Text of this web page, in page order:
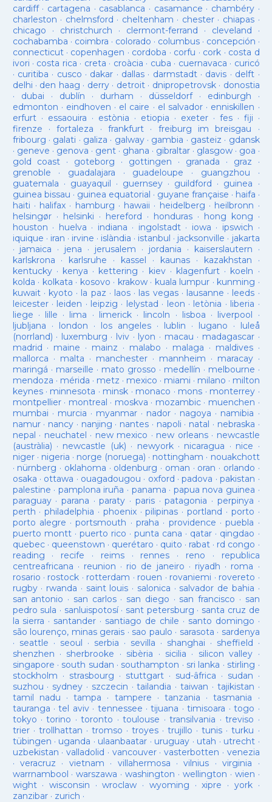
cardiff· cartagena · casablanca · casamance · chambéry·
charleston · chelmsford · cheltenham · chester· chiapas ·
chicago · christchurch · clermont-ferrand · cleveland ·
cochabamba · coimbra · colorado · columbus· concepción ·
connecticut· copenhagen · cordoba · corfu · cork · costa d
ivori · costa rica · creta · croàcia · cuba · cuernavaca · curicó
· curitiba · cusco · dakar · dallas · darmstadt· davis · delft ·
delhi · den haag · derry· detroit· dnipropetrovsk· donostia
· dubai · dublín · durham · düsseldorf· edinburgh ·
edmonton · eindhoven · el caire · el salvador · enniskillen ·
erfurt· essaouira · estònia · etiopia · exeter· fes· fiji ·
firenze ·fortaleza · frankfurt· freiburg im breisgau ·
fribourg · galati · galiza · galway· gambia · gasteiz · gdansk
· geneve · genova · gent· ghana · gibraltar· glasgow· goa ·
gold coast · goteborg · gottingen · granada · graz ·
grenoble · guadalajara · guadeloupe · guangzhou ·
guatemala · guayaquil · guernsey· guildford · guinea ·
guinea bissau · guinea equatorial · guyane française · haifa ·
haiti · halifax · hamburg · hawaii · heidelberg · heilbronn ·
helsingør· helsinki · hereford · honduras· hong kong ·
houston · huelva · indiana · ingolstadt· iowa · ipswich ·
iquique · iran · irvine · islàndia · istanbul · jacksonville · jakarta
· jamaica · jena · jerusalem · jordania · kaiserslautern ·
karlskrona · karlsruhe · kassel · kaunas· kazakhstan ·
kentucky· kenya · kettering · kiev· klagenfurt · koeln ·
kolda · kolkata · kosovo · krakow· kuala lumpur · kunming ·
kuwait· kyoto · la paz · laos· las vegas· lausanne · leeds ·
leicester· leiden · leipzig · lelystad · leon · letònia · liberia ·
liege · lille · lima · limerick· lincoln · lisboa · liverpool ·
ljubljana · london · los angeles· lublin · lugano · luleå
(norrland) · luxemburg · lviv · lyon · macau · madagascar·
madrid · maine · mainz · malabo · malaga · maldives·
mallorca · malta · manchester· mannheim · maracay·
maringá · marseille · mato grosso · medellín · melbourne ·
mendoza · mérida · metz · mexico · miami · milano · milton
keynes· minnesota · minsk · monaco · mons · monterrey ·
montpellier· montreal · moskva · mozambic· muenchen ·
mumbai · murcia · myanmar· nador · nagoya · namibia ·
namur· nancy · nanjing · nantes · napoli · natal · nebraska ·
nepal · neuchatel · new mexico · new orleans· newcastle
(austràlia) · newcastle (uk) · newyork· nicaragua · nice ·
niger· nigeria · norge (noruega) · nottingham · nouakchott
· nürnberg · oklahoma · oldenburg · oman · oran · orlando ·
osaka · ottawa · ouagadougou · oxford ·padova ·pakistan ·
palestine · pamplona iruña · panama · papua nova guinea ·
paraguay· parana ·paraty · paris·patagonia · perpinya ·
perth ·philadelphia · phoenix·pilipinas ·portland · porto ·
porto alegre ·portsmouth ·praha · providence ·puebla ·
puerto montt· puerto rico ·punta cana · qatar · qingdao ·
quebec· queenstown · querétaro · quito · rabat · rd congo ·
reading · recife · reims· rennes · reno · republica
centreafricana · reunion · rio de janeiro · riyadh · roma ·
rosario · rostock · rotterdam · rouen · rovaniemi · rovereto ·
rugby· rwanda · saint louis · salonica · salvador de bahia ·
san antonio · san carlos· san diego · san francisco · san
pedro sula · sanluispotosí· sant petersburg · santa cruz de
la sierra · santander · santiago de chile · santo domingo ·
são lourenço, minas gerais · sao paulo · sarasota · sardenya
· seattle · seoul · serbia · sevilla · shanghai · sheffield ·
shenzhen · sherbrooke · sibèria · sicilia · silicon valley ·
singapore · south sudan · southampton · sri lanka · stirling ·
stockholm · strasbourg · stuttgart· sud-âfrica · sudan ·
suzhou · sydney · szczecin ·tailandia ·taiwan · tajikistan ·
tamil nadu ·tampa · tampere · tanzania ·tasmania ·
tauranga ·tel aviv· tennessee ·tijuana ·timisoara ·togo ·
tokyo ·torino ·toronto ·toulouse ·transilvania ·treviso ·
trier· trollhattan · tromso · troyes·trujillo ·tunis ·turku ·
tübingen · uganda · ulaanbaatar · uruguay · utah · utrecht ·
uzbekistan · valladolid · vancouver· vasterbotten · venezia
· veracruz · vietnam · villahermosa ·vilnius ·virginia ·
warrnambool ·warszawa ·washington · wellington · wien ·
wight· wisconsin ·wroclaw · wyoming ·xipre · york·
zanzibar· zurich ·